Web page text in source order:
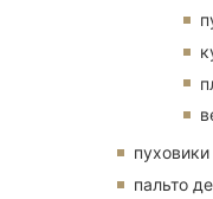
пуховики
пальто